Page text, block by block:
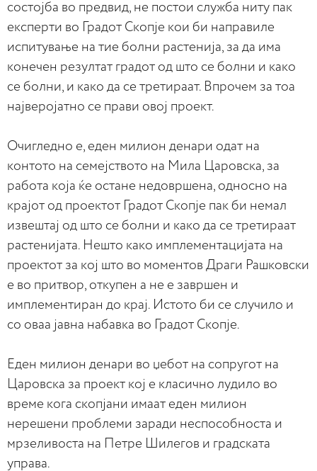
состојба во предвид, не постои служба ниту пак
експерти во Градот Скопје кои би направиле
испитување на тие болни растенија, за да има
конечен резултат градот од што се болни и како
се болни, и како да се третираат. Впрочем за тоа
најверојатно се прави овој проект.
Очигледно е, еден милион денари одат на
контото на семејството на Мила Царовска, за
работа која ќе остане недовршена, односно на
крајот од проектот Градот Скопје пак би немал
извештај од што се болни и како да се третираат
растенијата. Нешто како имплементацијата на
проектот за кој што во моментов Драги Рашковски
е во притвор, откупен а не е завршен и
имплементиран до крај. Истото би се случило и
со оваа јавна набавка во Градот Скопје.
Еден милион денари во џебот на сопругот на
Царовска за проект кој е класично лудило во
време кога скопјани имаат еден милион
нерешени проблеми заради неспособноста и
мрзеливоста на Петре Шилегов и градската
управа.